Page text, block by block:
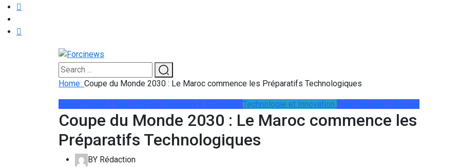
Home Coupe du Monde 2030 : Le Maroc commence les Préparatifs Technologiques
Maroc Digital / MoroccoTech Réseaux & Télécoms Technologie et Innovation Transformation digitale
Coupe du Monde 2030 : Le Maroc commence les
Préparatifs Technologiques
BY Rédaction